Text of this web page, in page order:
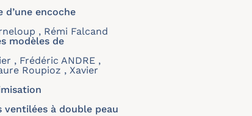
encoche
, Rémi Falcand
modèles de
, Frédéric ANDRE ,
Roupioz , Xavier
à double peau